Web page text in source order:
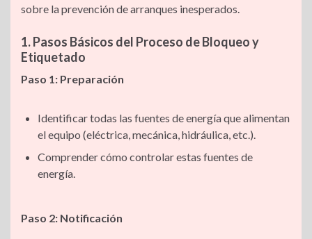
sobre la prevención de arranques inesperados.
1. Pasos Básicos del Proceso de Bloqueo y
Etiquetado
Paso 1: Preparación
Identificar todas las fuentes de energía que alimentan
el equipo (eléctrica, mecánica, hidráulica, etc.).
Comprender cómo controlar estas fuentes de
energía.
Paso 2: Notificación